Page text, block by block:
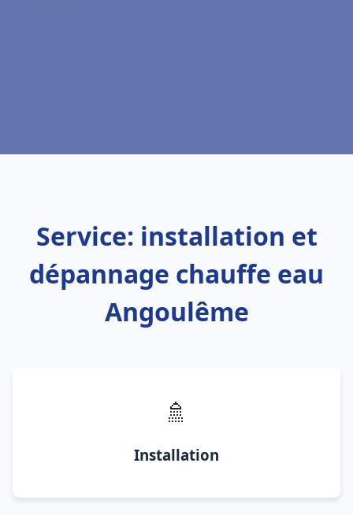
Service: installation et
dépannage chauffe eau
Angoulême
🚿
Installation